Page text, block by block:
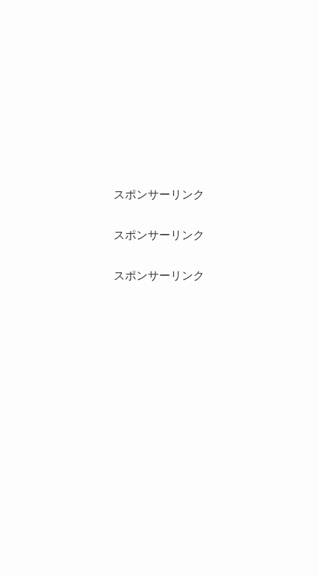
スポンサーリンク
スポンサーリンク
スポンサーリンク